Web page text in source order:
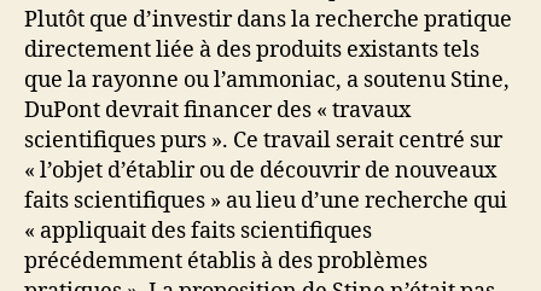
Plutôt que d’investir dans la recherche pratique
directement liée à des produits existants tels
que la rayonne ou l’ammoniac, a soutenu Stine,
DuPont devrait financer des « travaux
scientifiques purs ». Ce travail serait centré sur
« l’objet d’établir ou de découvrir de nouveaux
faits scientifiques » au lieu d’une recherche qui
« appliquait des faits scientifiques
précédemment établis à des problèmes